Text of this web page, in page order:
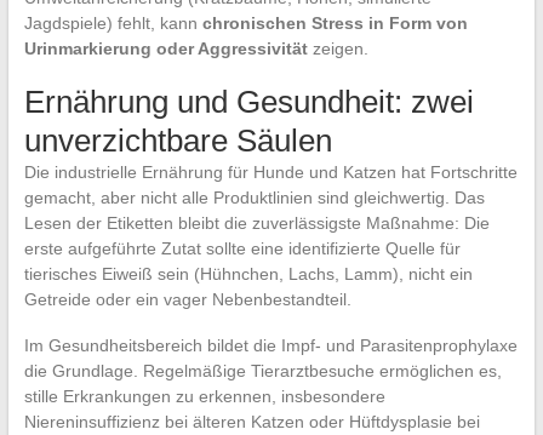
Jagdspiele) fehlt, kann chronischen Stress in Form von
Urinmarkierung oder Aggressivitätzeigen.
Ernährung und Gesundheit: zwei
unverzichtbare Säulen
Die industrielle Ernährung für Hunde und Katzen hat Fortschritte
gemacht, aber nicht alle Produktlinien sind gleichwertig. Das
Lesen der Etiketten bleibt die zuverlässigste Maßnahme: Die
erste aufgeführte Zutat sollte eine identifizierte Quelle für
tierisches Eiweiß sein (Hühnchen, Lachs, Lamm), nicht ein
Getreide oder ein vager Nebenbestandteil.
Im Gesundheitsbereich bildet die Impf- und Parasitenprophylaxe
die Grundlage. Regelmäßige Tierarztbesuche ermöglichen es,
stille Erkrankungen zu erkennen, insbesondere
Niereninsuffizienz bei älteren Katzen oder Hüftdysplasie bei